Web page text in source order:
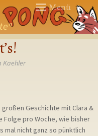
Menü
ZUM
Kaehler
Geschichte mit Clara &
Folge pro Woche, wie bisher
mal nicht ganz so pünktlich